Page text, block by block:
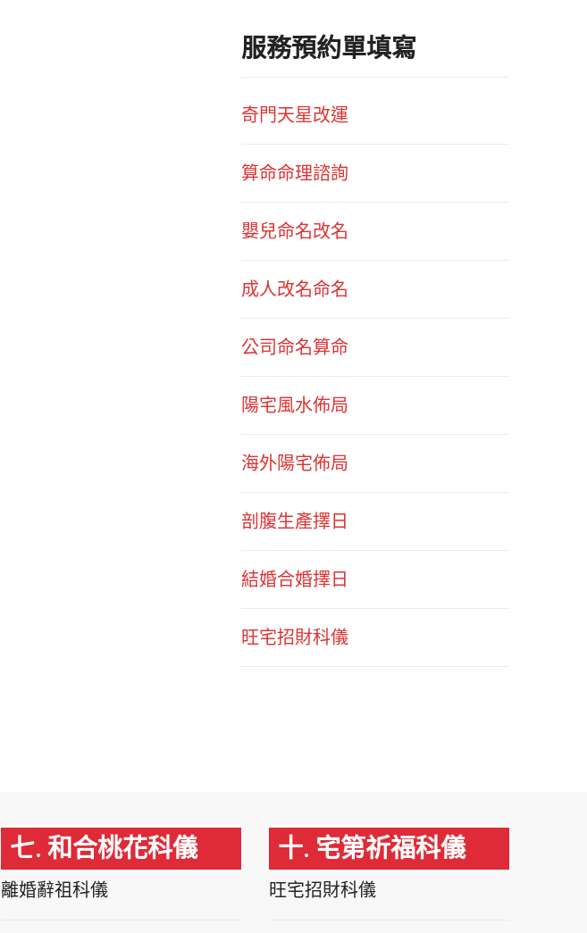
服務預約單填寫
奇門天星改運
算命命理諮詢
嬰兒命名改名
成人改名命名
公司命名算命
陽宅風水佈局
海外陽宅佈局
剖腹生產擇日
結婚合婚擇日
旺宅招財科儀
七. 和合桃花科儀
離婚辭祖科儀
十. 宅第祈福科儀
旺宅招財科儀